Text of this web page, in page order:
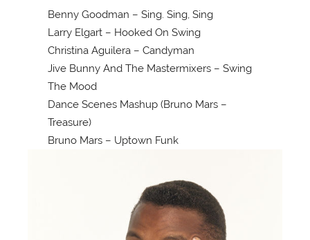
Benny Goodman – Sing. Sing, Sing
Larry Elgart – Hooked On Swing
Christina Aguilera – Candyman
Jive Bunny And The Mastermixers – Swing
The Mood
Dance Scenes Mashup (Bruno Mars –
Treasure)
Bruno Mars – Uptown Funk